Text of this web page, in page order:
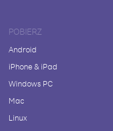
POBIERZ
Android
iPhone & iPad
Windows PC
Mac
Linux